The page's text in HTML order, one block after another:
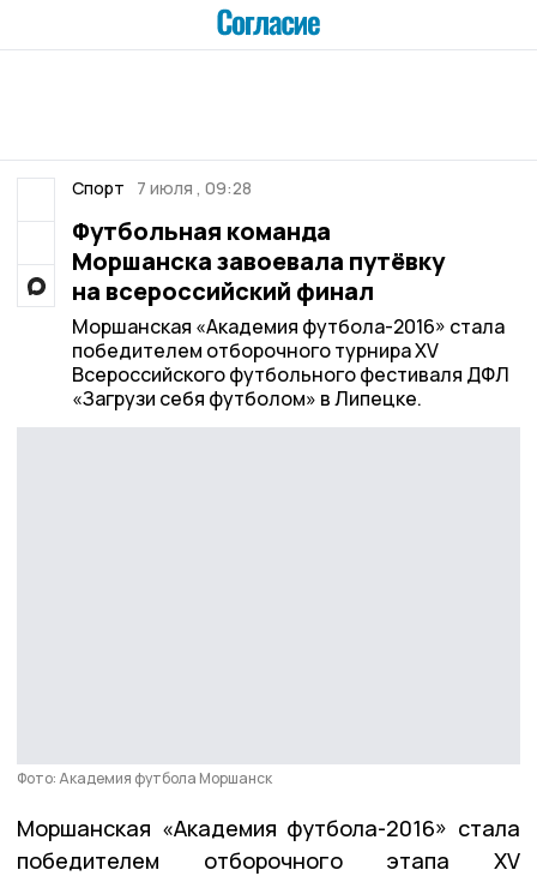
Спорт 7 июля , 09:28
Футбольная команда
Моршанска завоевала путёвку
на всероссийский финал
Моршанская «Академия футбола-2016» стала
победителем отборочного турнира XV
Всероссийского футбольного фестиваля ДФЛ
«Загрузи себя футболом» в Липецке.
Фото: Академия футбола Моршанск
Моршанская «Академия футбола-2016» стала
победителем отборочного этапа XV